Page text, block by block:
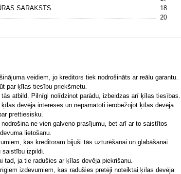
SARAKSTS
18
20
veidiem, jo kreditors tiek nodrošināts ar reālu garantu.
par ķīlas tiesību priekšmetu.
atbild. Pilnīgi nolīdzinot parādu, izbeidzas arī ķīlas tiesības.
devēja intereses un nepamatoti ierobežojot ķīlas devēja
prettiesisku.
ne vien galveno prasījumu, bet arī ar to saistītos
lietošanu.
kas kreditoram bijuši tās uzturēšanai un glabāšanai.
saistību izpildi.
tad, ja tie radušies ar ķīlas devēja piekrišanu.
izdevumiem, kas radušies pretēji noteiktai ķīlas devēja